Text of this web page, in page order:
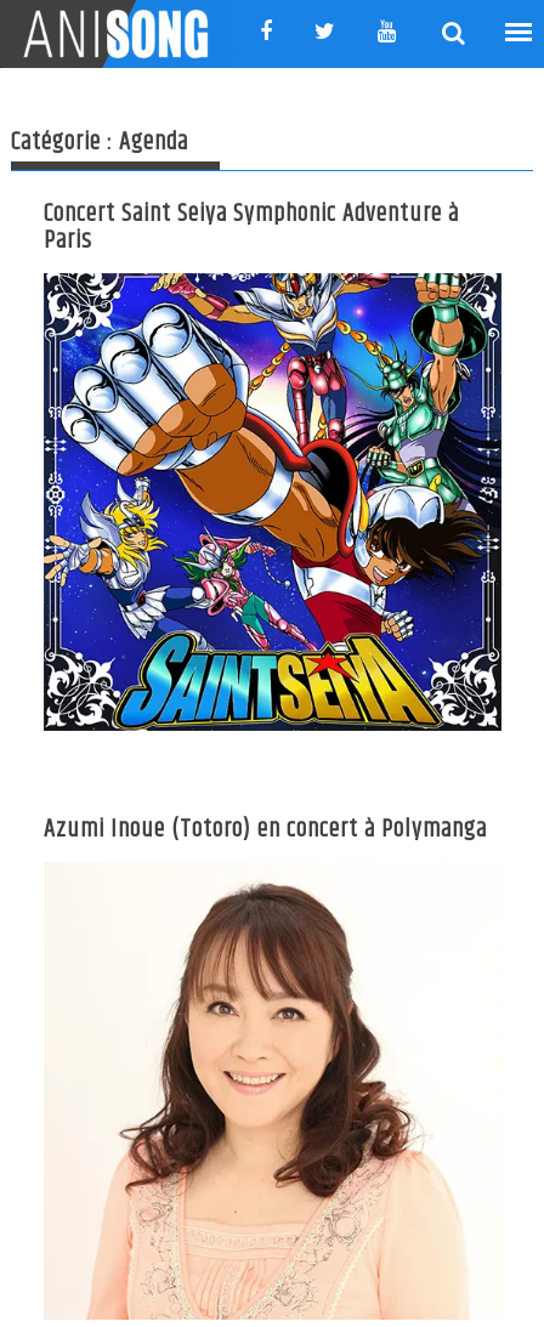
content
Catégorie :Agenda
Concert Saint Seiya Symphonic Adventure à
Paris
Azumi Inoue (Totoro) en concert à Polymanga